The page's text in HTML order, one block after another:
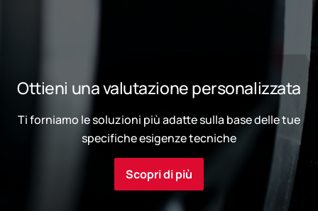
Ottieni una valutazione personalizzata
Ti forniamo le soluzioni più adatte sulla base delle tue
specifiche esigenze tecniche
Scopri di più